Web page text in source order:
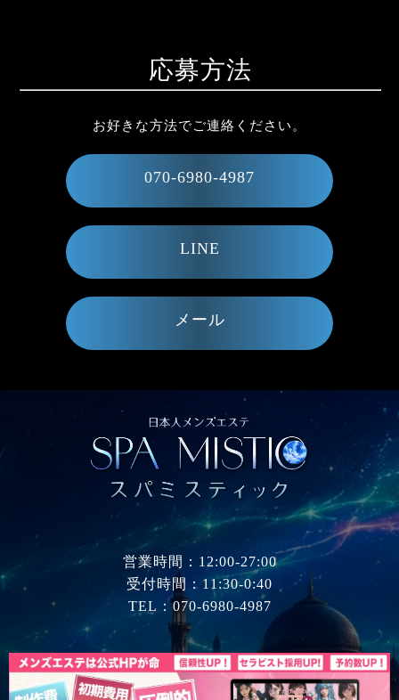
応募方法
お好きな方法でご連絡ください。
070-6980-4987
LINE
メール
営業時間：12:00-27:00
受付時間：11:30-0:40
TEL：070-6980-4987